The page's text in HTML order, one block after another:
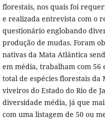
florestais, nos quais foi
e realizada entrevista com o
questionário englobando
produção de mudas. Foram
nativas da Mata Atlântica
em média, trabalham com 56
total de espécies florestais
viveiros do Estado do Rio de
diversidade média, já que
com uma listagem de 50 ou